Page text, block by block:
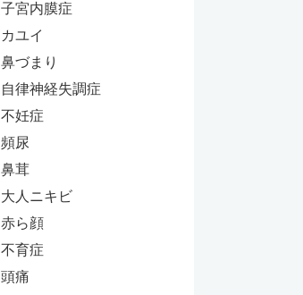
子宮内膜症
カユイ
鼻づまり
自律神経失調症
不妊症
頻尿
鼻茸
大人ニキビ
赤ら顔
不育症
頭痛